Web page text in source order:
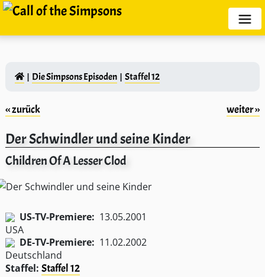
Die Simpsons Episoden Staffel 12
‹‹ zurück weiter ››
Der Schwindler und seine Kinder
Children Of A Lesser Clod
US-TV-Premiere: 13.05.2001
DE-TV-Premiere: 11.02.2002
Staffel: Staffel 12